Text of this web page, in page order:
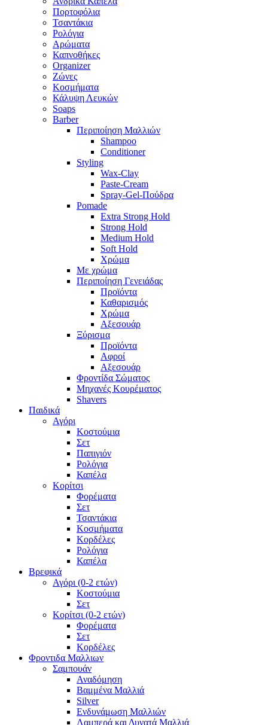
Πορτοφόλια
Τσαντάκια
Ρολόγια
Αρώματα
Καπνοθήκες
Organizer
Ζώνες
Κοσμήματα
Κάλυψη Λευκών
Soaps
Barber
Περιποίηση Μαλλιών
Shampoo
Conditioner
Styling
Wax-Clay
Paste-Cream
Spray-Gel-Πούδρα
Pomade
Extra Strong Hold
Strong Hold
Medium Hold
Soft Hold
Χρώμα
Με χρώμα
Περιποίηση Γενειάδας
Προϊόντα
Καθαρισμός
Χρώμα
Αξεσουάρ
Ξύρισμα
Προϊόντα
Αφροί
Αξεσουάρ
Φροντίδα Σώματος
Μηχανές Κουρέματος
Shavers
Παιδικά
Αγόρι
Κοστούμια
Σετ
Παπιγιόν
Ρολόγια
Καπέλα
Κορίτσι
Φορέματα
Σετ
Τσαντάκια
Κοσμήματα
Κορδέλες
Ρολόγια
Καπέλα
Βρεφικά
Αγόρι (0-2 ετών)
Κοστούμια
Σετ
Κορίτσι (0-2 ετών)
Φορέματα
Σετ
Κορδέλες
Φροντιδα Μαλλιων
Σαμπουάν
Αναδόμηση
Βαμμένα Μαλλιά
Silver
Ενδυνάμωση Μαλλιών
Λαμπερά και Δυνατά Μαλλιά